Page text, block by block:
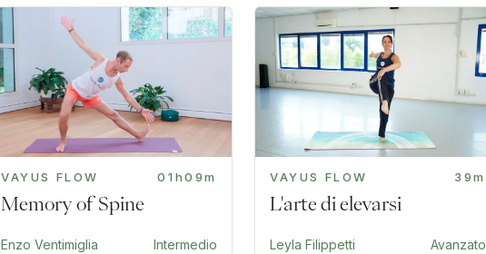
VAYUS FLOW 01h09m
Memory of Spine
Enzo Ventimiglia Intermedio
VAYUS FLOW 39m
L'arte di elevarsi
Leyla Filippetti Avanzato